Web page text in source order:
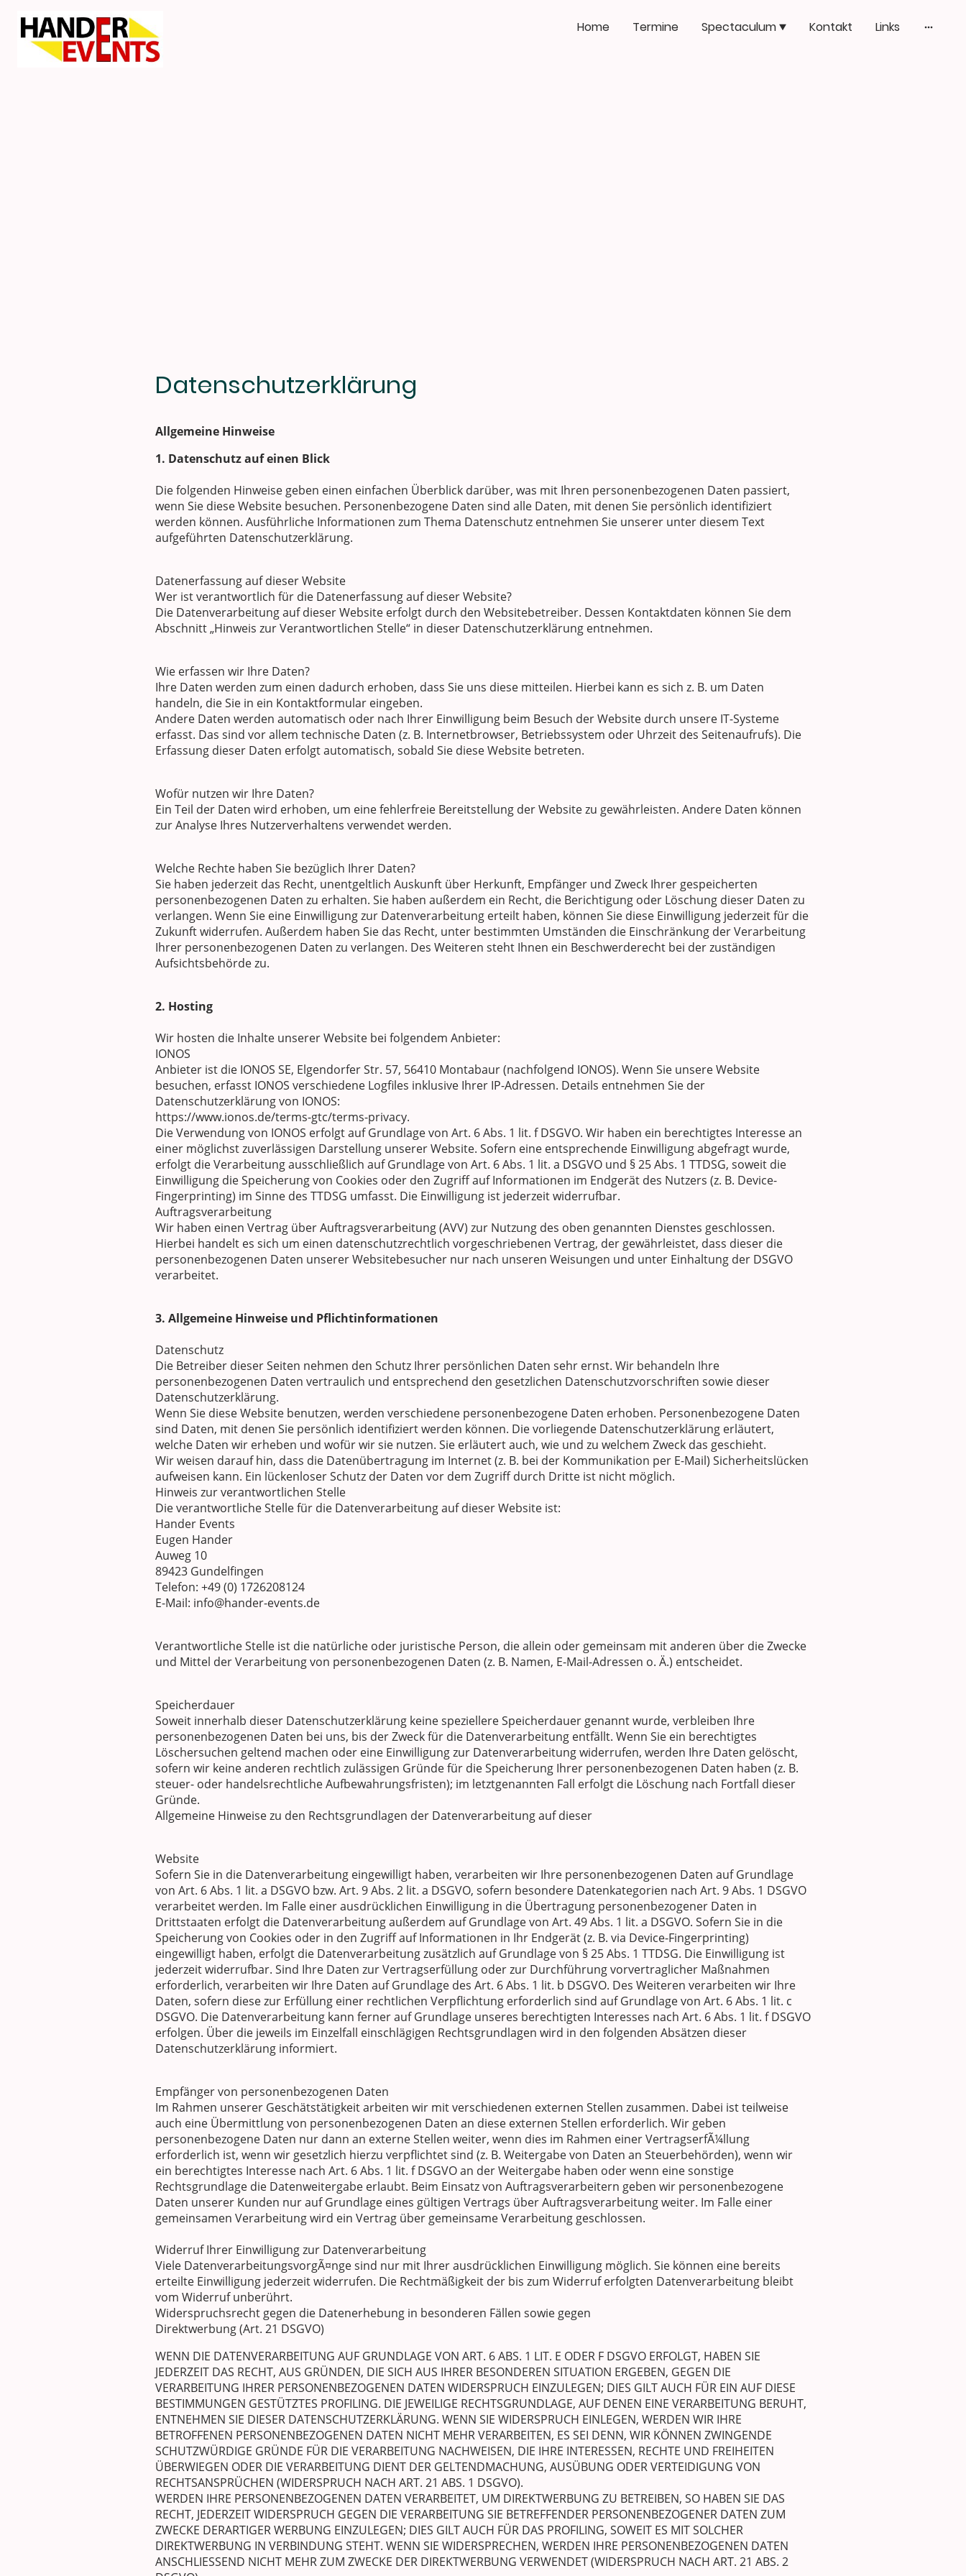
Home Termine Spectaculum Kontakt Links
Datenschutzerklärung
Allgemeine Hinweise
1. Datenschutz auf einen Blick
Die folgenden Hinweise geben einen einfachen Überblick darüber, was mit Ihren personenbezogenen Daten passiert,
wenn Sie diese Website besuchen. Personenbezogene Daten sind alle Daten, mit denen Sie persönlich identifiziert
werden können. Ausführliche Informationen zum Thema Datenschutz entnehmen Sie unserer unter diesem Text
aufgeführten Datenschutzerklärung.
Datenerfassung auf dieser Website
Wer ist verantwortlich für die Datenerfassung auf dieser Website?
Die Datenverarbeitung auf dieser Website erfolgt durch den Websitebetreiber. Dessen Kontaktdaten können Sie dem
Abschnitt „Hinweis zur Verantwortlichen Stelle“ in dieser Datenschutzerklärung entnehmen.
Wie erfassen wir Ihre Daten?
Ihre Daten werden zum einen dadurch erhoben, dass Sie uns diese mitteilen. Hierbei kann es sich z. B. um Daten
handeln, die Sie in ein Kontaktformular eingeben.
Andere Daten werden automatisch oder nach Ihrer Einwilligung beim Besuch der Website durch unsere IT-Systeme
erfasst. Das sind vor allem technische Daten (z. B. Internetbrowser, Betriebssystem oder Uhrzeit des Seitenaufrufs). Die
Erfassung dieser Daten erfolgt automatisch, sobald Sie diese Website betreten.
Wofür nutzen wir Ihre Daten?
Ein Teil der Daten wird erhoben, um eine fehlerfreie Bereitstellung der Website zu gewährleisten. Andere Daten können
zur Analyse Ihres Nutzerverhaltens verwendet werden.
Welche Rechte haben Sie bezüglich Ihrer Daten?
Sie haben jederzeit das Recht, unentgeltlich Auskunft über Herkunft, Empfänger und Zweck Ihrer gespeicherten
personenbezogenen Daten zu erhalten. Sie haben außerdem ein Recht, die Berichtigung oder Löschung dieser Daten zu
verlangen. Wenn Sie eine Einwilligung zur Datenverarbeitung erteilt haben, können Sie diese Einwilligung jederzeit für die
Zukunft widerrufen. Außerdem haben Sie das Recht, unter bestimmten Umständen die Einschränkung der Verarbeitung
Ihrer personenbezogenen Daten zu verlangen. Des Weiteren steht Ihnen ein Beschwerderecht bei der zuständigen
Aufsichtsbehörde zu.
2. Hosting
Wir hosten die Inhalte unserer Website bei folgendem Anbieter:
IONOS
Anbieter ist die IONOS SE, Elgendorfer Str. 57, 56410 Montabaur (nachfolgend IONOS). Wenn Sie unsere Website
besuchen, erfasst IONOS verschiedene Logfiles inklusive Ihrer IP-Adressen. Details entnehmen Sie der
Datenschutzerklärung von IONOS:
https://www.ionos.de/terms-gtc/terms-privacy.
Die Verwendung von IONOS erfolgt auf Grundlage von Art. 6 Abs. 1 lit. f DSGVO. Wir haben ein berechtigtes Interesse an
einer möglichst zuverlässigen Darstellung unserer Website. Sofern eine entsprechende Einwilligung abgefragt wurde,
erfolgt die Verarbeitung ausschließlich auf Grundlage von Art. 6 Abs. 1 lit. a DSGVO und § 25 Abs. 1 TTDSG, soweit die
Einwilligung die Speicherung von Cookies oder den Zugriff auf Informationen im Endgerät des Nutzers (z. B. Device-
Fingerprinting) im Sinne des TTDSG umfasst. Die Einwilligung ist jederzeit widerrufbar.
Auftragsverarbeitung
Wir haben einen Vertrag über Auftragsverarbeitung (AVV) zur Nutzung des oben genannten Dienstes geschlossen.
Hierbei handelt es sich um einen datenschutzrechtlich vorgeschriebenen Vertrag, der gewährleistet, dass dieser die
personenbezogenen Daten unserer Websitebesucher nur nach unseren Weisungen und unter Einhaltung der DSGVO
verarbeitet.
3. Allgemeine Hinweise und Pflichtinformationen
Datenschutz
Die Betreiber dieser Seiten nehmen den Schutz Ihrer persönlichen Daten sehr ernst. Wir behandeln Ihre
personenbezogenen Daten vertraulich und entsprechend den gesetzlichen Datenschutzvorschriften sowie dieser
Datenschutzerklärung.
Wenn Sie diese Website benutzen, werden verschiedene personenbezogene Daten erhoben. Personenbezogene Daten
sind Daten, mit denen Sie persönlich identifiziert werden können. Die vorliegende Datenschutzerklärung erläutert,
welche Daten wir erheben und wofür wir sie nutzen. Sie erläutert auch, wie und zu welchem Zweck das geschieht.
Wir weisen darauf hin, dass die Datenübertragung im Internet (z. B. bei der Kommunikation per E-Mail) Sicherheitslücken
aufweisen kann. Ein lückenloser Schutz der Daten vor dem Zugriff durch Dritte ist nicht möglich.
Hinweis zur verantwortlichen Stelle
Die verantwortliche Stelle für die Datenverarbeitung auf dieser Website ist:
Hander Events
Eugen Hander
Auweg 10
89423 Gundelfingen
Telefon: +49 (0) 1726208124
E-Mail: info@hander-events.de
Verantwortliche Stelle ist die natürliche oder juristische Person, die allein oder gemeinsam mit anderen über die Zwecke
und Mittel der Verarbeitung von personenbezogenen Daten (z. B. Namen, E-Mail-Adressen o. Ä.) entscheidet.
Speicherdauer
Soweit innerhalb dieser Datenschutzerklärung keine speziellere Speicherdauer genannt wurde, verbleiben Ihre
personenbezogenen Daten bei uns, bis der Zweck für die Datenverarbeitung entfällt. Wenn Sie ein berechtigtes
Löschersuchen geltend machen oder eine Einwilligung zur Datenverarbeitung widerrufen, werden Ihre Daten gelöscht,
sofern wir keine anderen rechtlich zulässigen Gründe für die Speicherung Ihrer personenbezogenen Daten haben (z. B.
steuer- oder handelsrechtliche Aufbewahrungsfristen); im letztgenannten Fall erfolgt die Löschung nach Fortfall dieser
Gründe.
Allgemeine Hinweise zu den Rechtsgrundlagen der Datenverarbeitung auf dieser
Website
Sofern Sie in die Datenverarbeitung eingewilligt haben, verarbeiten wir Ihre personenbezogenen Daten auf Grundlage
von Art. 6 Abs. 1 lit. a DSGVO bzw. Art. 9 Abs. 2 lit. a DSGVO, sofern besondere Datenkategorien nach Art. 9 Abs. 1 DSGVO
verarbeitet werden. Im Falle einer ausdrücklichen Einwilligung in die Übertragung personenbezogener Daten in
Drittstaaten erfolgt die Datenverarbeitung außerdem auf Grundlage von Art. 49 Abs. 1 lit. a DSGVO. Sofern Sie in die
Speicherung von Cookies oder in den Zugriff auf Informationen in Ihr Endgerät (z. B. via Device-Fingerprinting)
eingewilligt haben, erfolgt die Datenverarbeitung zusätzlich auf Grundlage von § 25 Abs. 1 TTDSG. Die Einwilligung ist
jederzeit widerrufbar. Sind Ihre Daten zur Vertragserfüllung oder zur Durchführung vorvertraglicher Maßnahmen
erforderlich, verarbeiten wir Ihre Daten auf Grundlage des Art. 6 Abs. 1 lit. b DSGVO. Des Weiteren verarbeiten wir Ihre
Daten, sofern diese zur Erfüllung einer rechtlichen Verpflichtung erforderlich sind auf Grundlage von Art. 6 Abs. 1 lit. c
DSGVO. Die Datenverarbeitung kann ferner auf Grundlage unseres berechtigten Interesses nach Art. 6 Abs. 1 lit. f DSGVO
erfolgen. Über die jeweils im Einzelfall einschlägigen Rechtsgrundlagen wird in den folgenden Absätzen dieser
Datenschutzerklärung informiert.
Empfänger von personenbezogenen Daten
Im Rahmen unserer Geschätstätigkeit arbeiten wir mit verschiedenen externen Stellen zusammen. Dabei ist teilweise
auch eine Übermittlung von personenbezogenen Daten an diese externen Stellen erforderlich. Wir geben
personenbezogene Daten nur dann an externe Stellen weiter, wenn dies im Rahmen einer VertragserfÃ¼llung
erforderlich ist, wenn wir gesetzlich hierzu verpflichtet sind (z. B. Weitergabe von Daten an Steuerbehörden), wenn wir
ein berechtigtes Interesse nach Art. 6 Abs. 1 lit. f DSGVO an der Weitergabe haben oder wenn eine sonstige
Rechtsgrundlage die Datenweitergabe erlaubt. Beim Einsatz von Auftragsverarbeitern geben wir personenbezogene
Daten unserer Kunden nur auf Grundlage eines gültigen Vertrags über Auftragsverarbeitung weiter. Im Falle einer
gemeinsamen Verarbeitung wird ein Vertrag über gemeinsame Verarbeitung geschlossen.
Widerruf Ihrer Einwilligung zur Datenverarbeitung
Viele DatenverarbeitungsvorgÃ¤nge sind nur mit Ihrer ausdrücklichen Einwilligung möglich. Sie können eine bereits
erteilte Einwilligung jederzeit widerrufen. Die Rechtmäßigkeit der bis zum Widerruf erfolgten Datenverarbeitung bleibt
vom Widerruf unberührt.
Widerspruchsrecht gegen die Datenerhebung in besonderen Fällen sowie gegen
Direktwerbung (Art. 21 DSGVO)
WENN DIE DATENVERARBEITUNG AUF GRUNDLAGE VON ART. 6 ABS. 1 LIT. E ODER F DSGVO ERFOLGT, HABEN SIE
JEDERZEIT DAS RECHT, AUS GRÜNDEN, DIE SICH AUS IHRER BESONDEREN SITUATION ERGEBEN, GEGEN DIE
VERARBEITUNG IHRER PERSONENBEZOGENEN DATEN WIDERSPRUCH EINZULEGEN; DIES GILT AUCH FÜR EIN AUF DIESE
BESTIMMUNGEN GESTÜTZTES PROFILING. DIE JEWEILIGE RECHTSGRUNDLAGE, AUF DENEN EINE VERARBEITUNG BERUHT,
ENTNEHMEN SIE DIESER DATENSCHUTZERKLÄRUNG. WENN SIE WIDERSPRUCH EINLEGEN, WERDEN WIR IHRE
BETROFFENEN PERSONENBEZOGENEN DATEN NICHT MEHR VERARBEITEN, ES SEI DENN, WIR KÖNNEN ZWINGENDE
SCHUTZWÜRDIGE GRÜNDE FÜR DIE VERARBEITUNG NACHWEISEN, DIE IHRE INTERESSEN, RECHTE UND FREIHEITEN
ÜBERWIEGEN ODER DIE VERARBEITUNG DIENT DER GELTENDMACHUNG, AUSÜBUNG ODER VERTEIDIGUNG VON
RECHTSANSPRÜCHEN (WIDERSPRUCH NACH ART. 21 ABS. 1 DSGVO).
WERDEN IHRE PERSONENBEZOGENEN DATEN VERARBEITET, UM DIREKTWERBUNG ZU BETREIBEN, SO HABEN SIE DAS
RECHT, JEDERZEIT WIDERSPRUCH GEGEN DIE VERARBEITUNG SIE BETREFFENDER PERSONENBEZOGENER DATEN ZUM
ZWECKE DERARTIGER WERBUNG EINZULEGEN; DIES GILT AUCH FÜR DAS PROFILING, SOWEIT ES MIT SOLCHER
DIREKTWERBUNG IN VERBINDUNG STEHT. WENN SIE WIDERSPRECHEN, WERDEN IHRE PERSONENBEZOGENEN DATEN
ANSCHLIESSEND NICHT MEHR ZUM ZWECKE DER DIREKTWERBUNG VERWENDET (WIDERSPRUCH NACH ART. 21 ABS. 2